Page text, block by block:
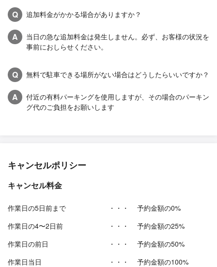
Q 追加料金がかかる場合がありますか？
A
当日の急な追加料金は発生しません。必ず、お客様の状況を
事前におしらせください。
Q 無料で駐車できる場所がない場合はどうしたらいいですか？
A
付近の有料パーキングを使用しますが、その場合のパーキン
グ代のご負担をお願いします
キャンセルポリシー
キャンセル料金
作業日の5日前まで ・・・
予約金額の0%
作業日の4〜2日前
・・・
予約金額の25%
作業日の前日
・・・
予約金額の50%
作業日当日
・・・ 予約金額の100%